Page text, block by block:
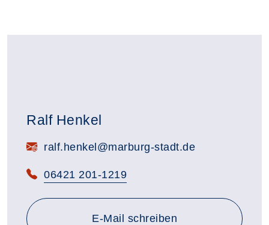
Ralf Henkel
E-Mail:ralf.henkel@marburg-stadt.de
Telefon:
06421 201-1219
E-Mail schreiben